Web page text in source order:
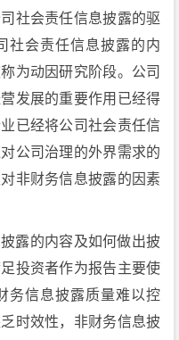
社会责任信息披露的驱
社会责任信息披露的内
为动因研究阶段。公司
发展的重要作用已经得
已经将公司社会责任信
公司治理的外界需求的
非财务信息披露的因素
露的内容及如何做出披
投资者作为报告主要使
务信息披露质量难以控
时效性，非财务信息披